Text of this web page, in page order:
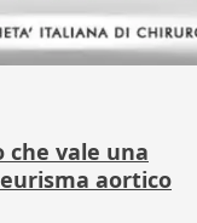
che vale una
aortico